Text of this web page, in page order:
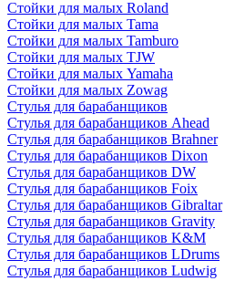
Стойки для малых Roland
Стойки для малых Tama
Стойки для малых Tamburo
Стойки для малых TJW
Стойки для малых Yamaha
Стойки для малых Zowag
Стулья для барабанщиков
Стулья для барабанщиков Ahead
Стулья для барабанщиков Brahner
Стулья для барабанщиков Dixon
Стулья для барабанщиков DW
Стулья для барабанщиков Foix
Стулья для барабанщиков Gibraltar
Стулья для барабанщиков Gravity
Стулья для барабанщиков K&M
Стулья для барабанщиков LDrums
Стулья для барабанщиков Ludwig